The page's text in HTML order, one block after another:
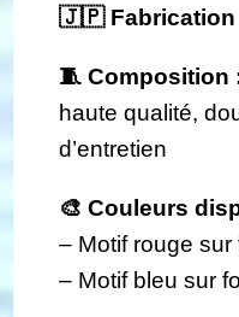
🇯🇵 Fabrication
🧵 Composition
haute qualité,
d’entretien
🎨 Couleurs
– Motif rouge sur
– Motif bleu sur